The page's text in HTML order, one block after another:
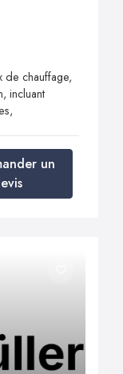
de chauffage,
incluant
un